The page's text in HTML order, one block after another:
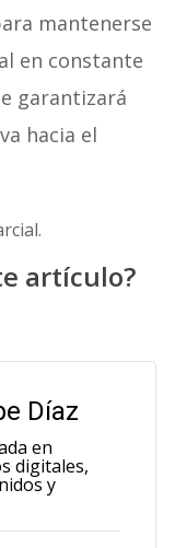
mantenerse
en constante
garantizará
hacia el
artículo?
Díaz
en
digitales,
y